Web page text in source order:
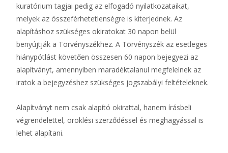
kuratórium tagjai pedig az elfogadó nyilatkozataikat,
melyek az összeférhetetlenségre is kiterjednek. Az
alapításhoz szükséges okiratokat 30 napon belül
benyújtják a Törvényszékhez. A Törvényszék az esetleges
hiánypótlást követően összesen 60 napon bejegyezi az
alapítványt, amennyiben maradéktalanul megfelelnek az
iratok a bejegyzéshez szükséges jogszabályi feltételeknek.
Alapítványt nem csak alapító okirattal, hanem írásbeli
végrendelettel, öröklési szerződéssel és meghagyással is
lehet alapítani.